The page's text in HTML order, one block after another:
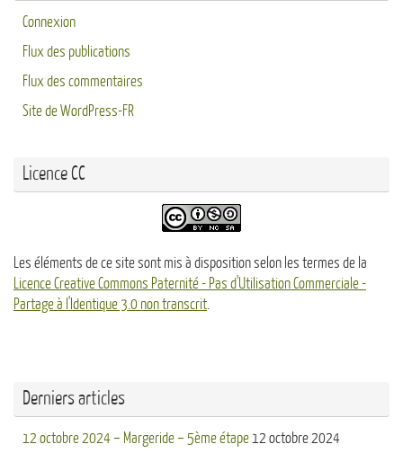
Connexion
Flux des publications
Flux des commentaires
Site de WordPress-FR
Licence CC
Les éléments de ce site sont mis à disposition selon les termes de la
Licence Creative Commons Paternité - Pas d'Utilisation Commerciale -
Partage à l'Identique 3.0 non transcrit.
Derniers articles
12 octobre 2024 – Margeride – 5ème étape12 octobre 2024